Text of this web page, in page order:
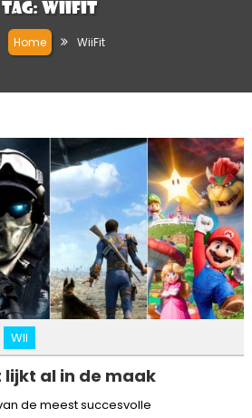
Tag: WiiFit
Home WiiFit
WII
lijkt al in de maak
de meest succesvolle